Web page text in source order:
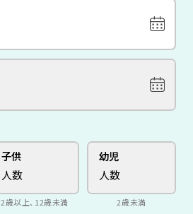
子供
2歳以上、12歳未満
幼児
2歳未満